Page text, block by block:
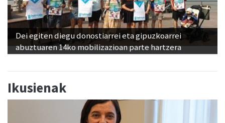
Dei egiten diegu donostiarrei eta gipuzkoarrei
abuztuaren 14ko mobilizazioan parte hartzera
Ikusienak